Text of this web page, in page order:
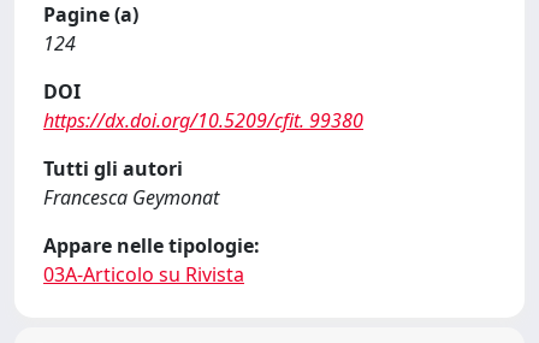
Pagine (a)
124
DOI
https://dx.doi.org/10.5209/cfit. 99380
Tutti gli autori
Francesca Geymonat
Appare nelle tipologie:
03A-Articolo su Rivista